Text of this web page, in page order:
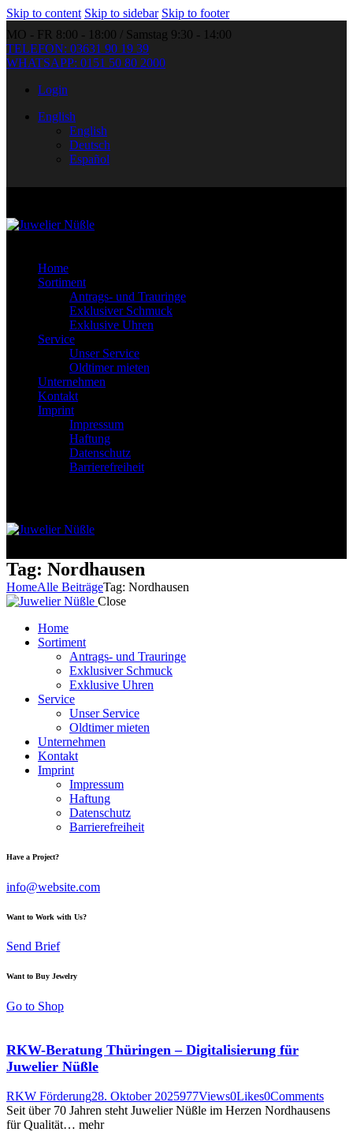
Skip to content Skip to sidebar Skip to footer
MO - FR 8:00 - 18:00 / Samstag 9:30 - 14:00
TELEFON: 03631 90 19 39
WHATSAPP: 0151 50 80 2000
Login
English
English
Deutsch
Español
Home
Sortiment
Antrags- und Trauringe
Exklusiver Schmuck
Exklusive Uhren
Service
Unser Service
Oldtimer mieten
Unternehmen
Kontakt
Imprint
Impressum
Haftung
Datenschutz
Barrierefreiheit
Tag: Nordhausen
HomeAlle BeiträgeTag: Nordhausen
Close
Home
Sortiment
Antrags- und Trauringe
Exklusiver Schmuck
Exklusive Uhren
Service
Unser Service
Oldtimer mieten
Unternehmen
Kontakt
Imprint
Impressum
Haftung
Datenschutz
Barrierefreiheit
Have a Project?
info@website.com
Want to Work with Us?
Send Brief
Want to Buy Jewelry
Go to Shop
RKW-Beratung Thüringen – Digitalisierung für
Juwelier Nüßle
RKW Förderung28. Oktober 2025977Views0Likes0Comments
Seit über 70 Jahren steht Juwelier Nüßle im Herzen Nordhausens
für Qualität… mehr